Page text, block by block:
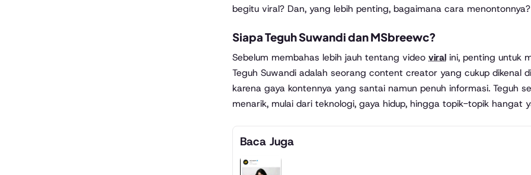
begitu viral? Dan, yang lebih penting, bagaimana cara
Siapa Teguh Suwandi dan MSbreewc?
Sebelum membahas lebih jauh tentang video viral ini, penting untuk
Teguh Suwandi adalah seorang content creator yang cukup dikenal
karena gaya kontennya yang santai namun penuh informasi. Teguh
menarik, mulai dari teknologi, gaya hidup, hingga topik-topik hangat
Baca Juga